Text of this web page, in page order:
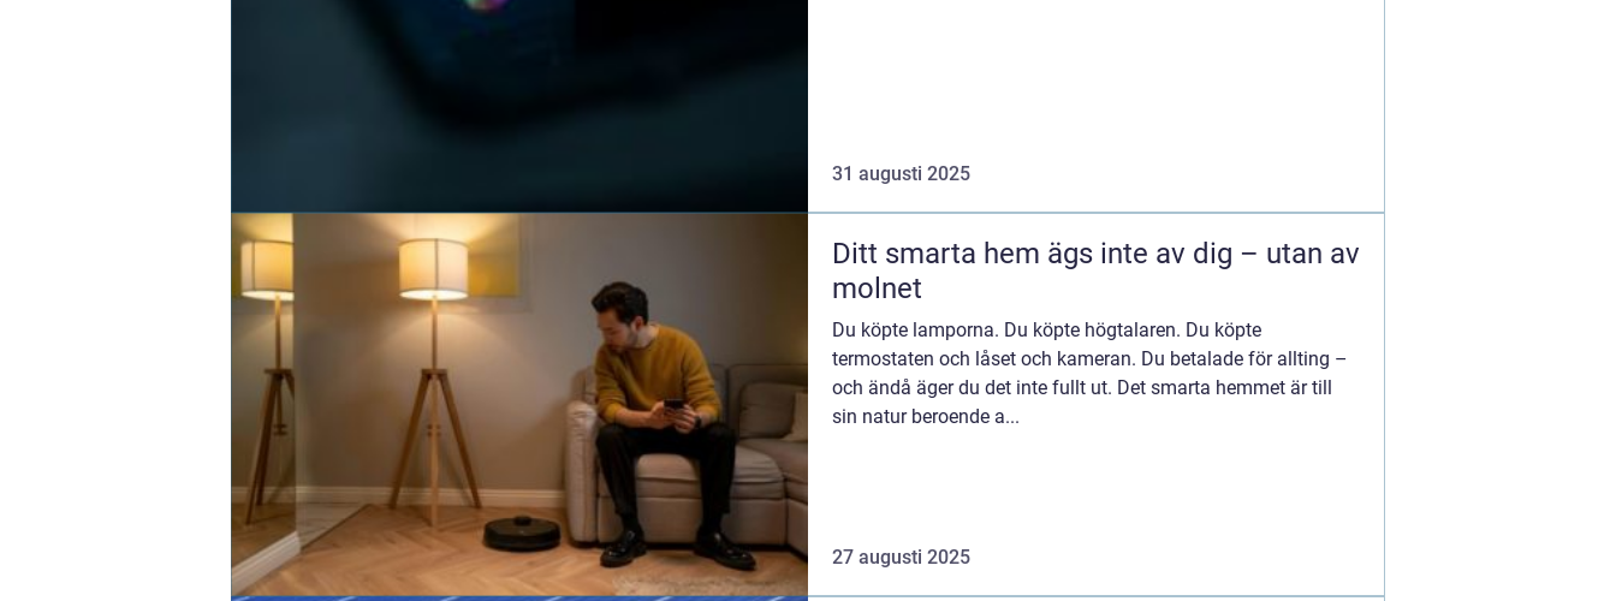
31 augusti 2025
Ditt smarta hem ägs inte av dig – utan av
molnet
Du köpte lamporna. Du köpte högtalaren. Du köpte
termostaten och låset och kameran. Du betalade för allting –
och ändå äger du det inte fullt ut. Det smarta hemmet är till
sin natur beroende a...
27 augusti 2025